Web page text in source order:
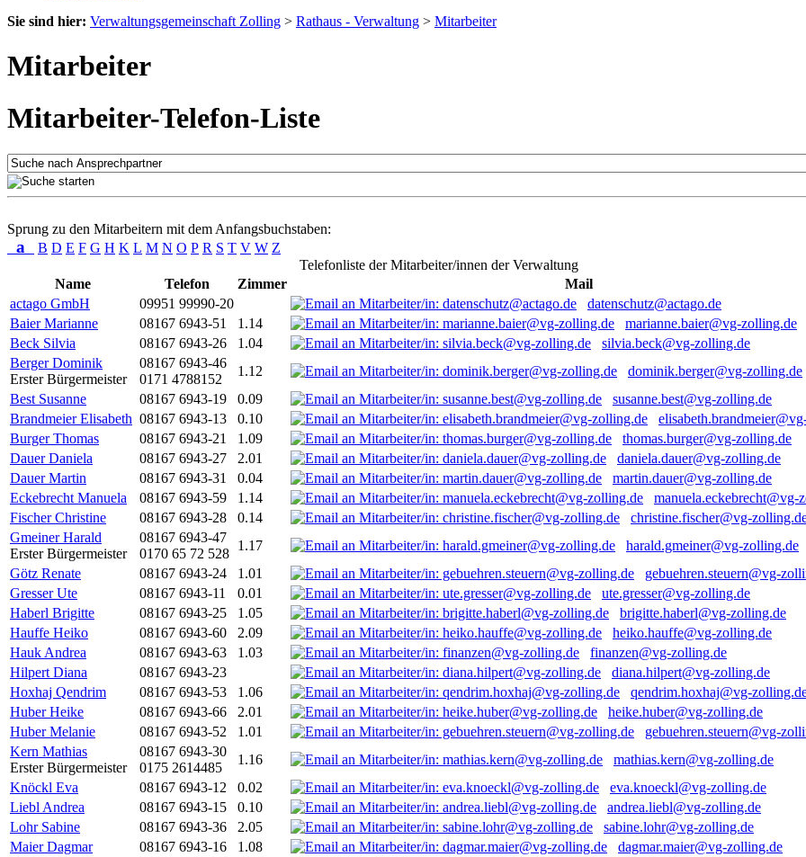
Sie sind hier: Verwaltungsgemeinschaft Zolling > Rathaus - Verwaltung > Mitarbeiter
Mitarbeiter
Mitarbeiter-Telefon-Liste
Sprung zu den Mitarbeitern mit dem Anfangsbuchstaben:
a B D E F G H K L M N O P R S T V W Z
Telefonliste der Mitarbeiter/innen der Verwaltung
Name
Telefon Zimmer
Mail
actago GmbH
09951 99990-20
datenschutz@actago.de
Baier Marianne
08167 6943-51 1.14
marianne.baier@vg-zolling.de
Beck Silvia
08167 6943-26 1.04
silvia.beck@vg-zolling.de
Berger Dominik
Erster Bürgermeister
08167 6943-46
0171 4788152
1.12
dominik.berger@vg-zolling.de
Best Susanne
08167 6943-19 0.09
susanne.best@vg-zolling.de
Brandmeier Elisabeth 08167 6943-13 0.10
Burger Thomas
08167 6943-21 1.09
thomas.burger@vg-zolling.de
Dauer Daniela
08167 6943-27 2.01
daniela.dauer@vg-zolling.de
Dauer Martin
08167 6943-31 0.04
martin.dauer@vg-zolling.de
Eckebrecht Manuela
08167 6943-59 1.14
manuela.eckebrecht@vg-
Fischer Christine
08167 6943-28 0.14
christine.fischer@vg-
Gmeiner Harald
Erster Bürgermeister
08167 6943-47
0170 65 72 528
1.17
harald.gmeiner@vg-zolling.de
Götz Renate
08167 6943-24 1.01
gebuehren.steuern@vg-
Gresser Ute
08167 6943-11 0.01
ute.gresser@vg-zolling.de
Haberl Brigitte
08167 6943-25 1.05
brigitte.haberl@vg-zolling.de
Hauffe Heiko
08167 6943-60 2.09
heiko.hauffe@vg-zolling.de
Hauk Andrea
08167 6943-63 1.03
finanzen@vg-zolling.de
Hilpert Diana
08167 6943-23
diana.hilpert@vg-zolling.de
Hoxhaj Qendrim
08167 6943-53 1.06
qendrim.hoxhaj@vg-
Huber Heike
08167 6943-66 2.01
heike.huber@vg-zolling.de
Huber Melanie
08167 6943-52 1.01
gebuehren.steuern@vg-
Kern Mathias
Erster Bürgermeister
08167 6943-30
0175 2614485
1.16
mathias.kern@vg-zolling.de
Knöckl Eva
08167 6943-12 0.02
eva.knoeckl@vg-zolling.de
Liebl Andrea
08167 6943-15 0.10
andrea.liebl@vg-zolling.de
Lohr Sabine
08167 6943-36 2.05
sabine.lohr@vg-zolling.de
Maier Dagmar
08167 6943-16 1.08
dagmar.maier@vg-zolling.de